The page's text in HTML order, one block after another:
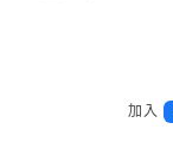
加入